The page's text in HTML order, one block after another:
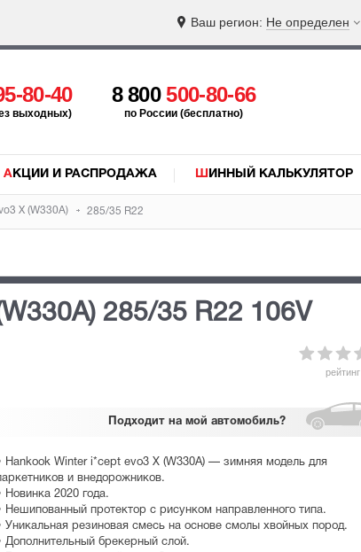
Ваш регион: Не определен
80-40
выходных)
8 800500-80-66
по России (бесплатно)
АКЦИИ И РАСПРОДАЖА ШИННЫЙ КАЛЬКУЛЯТОР
X (W330A) 285/35 R22
285/35 R22 106V
рейтинг
Подходит на мой автомобиль?
Hankook Winter i*cept evo3 X (W330A) — зимняя модель для
и внедорожников.
Новинка 2020 года.
Нешипованный протектор с рисунком направленного типа.
Уникальная резиновая смесь на основе смолы хвойных пород.
Дополнительный брекерный слой.